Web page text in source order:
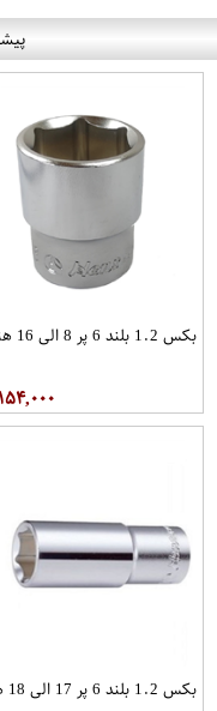
بکس 1.2 بلند 6 پر 8 الی 16 هنس
۱۵۴,۰۰۰
بکس 1.2 بلند 6 پر 17 الی 18 هنس